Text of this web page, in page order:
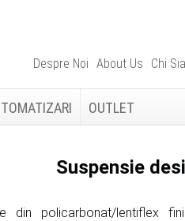
Despre Noi About Us Chi
OUTLET
Suspensie
din policarbonat/lentiflex